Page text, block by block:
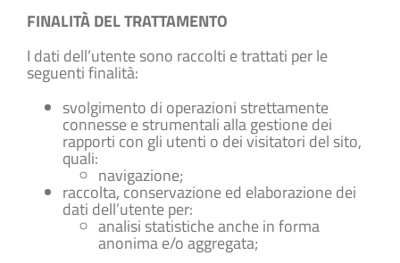
FINALITÀ DEL TRATTAMENTO
I dati dell’utente sono raccolti e trattati per le
seguenti finalità:
svolgimento di operazioni strettamente
connesse e strumentali alla gestione dei
rapporti con gli utenti o dei visitatori del sito,
quali:
navigazione;
raccolta, conservazione ed elaborazione dei
dati dell’utente per:
analisi statistiche anche in forma
anonima e/o aggregata;